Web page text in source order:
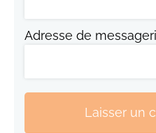
Adresse de
Laisser un